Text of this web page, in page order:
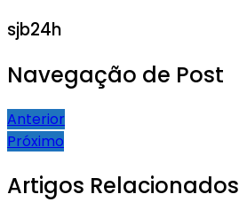
sjb24h
Navegação de Post
Anterior
Próximo
Artigos Relacionados